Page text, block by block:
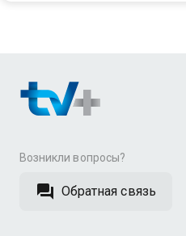
Возникли вопросы?
Обратная связь